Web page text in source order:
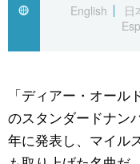
English
日
「ディアー・オー
のスタンダードナン
年に発表し、マイル